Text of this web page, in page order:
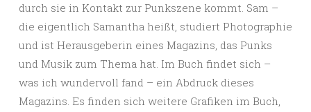
durch sie in Kontakt zur Punkszene kommt. Sam –
die eigentlich Samantha heißt, studiert Photographie
und ist Herausgeberin eines Magazins, das Punks
und Musik zum Thema hat. Im Buch findet sich –
was ich wundervoll fand – ein Abdruck dieses
Magazins. Es finden sich weitere Grafiken im Buch,